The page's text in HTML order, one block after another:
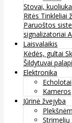
Stovai,
Ritės Tinkleliai
Paruoštos
signalizatoriai
Laisvalaikis
Kėdės, gultai
Šildytuvai
Elektronika
Echolotai
Kameros
Jūrinė žvejyba
Strimelių